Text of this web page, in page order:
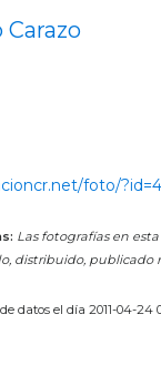
foto/
Las fotografías en
distribuido,
datos el día 2011-04-24